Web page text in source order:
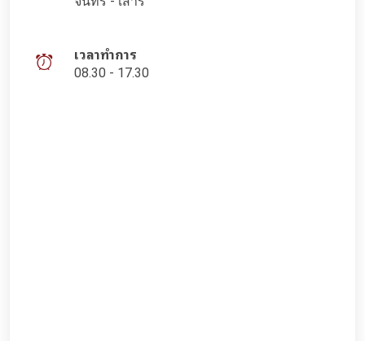
เวลาทำการ
08.30 - 17.30